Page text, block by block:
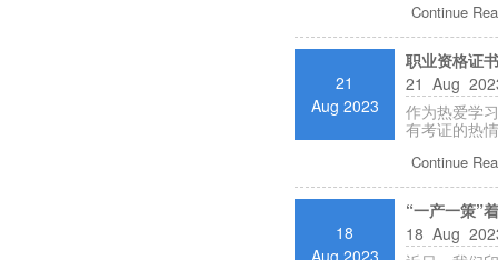
Continue
21
Aug 2023
职业资格证
21 Aug
作为热爱学
有考证的热
Continue
18
Aug 2023
“一产一策”
18 Aug